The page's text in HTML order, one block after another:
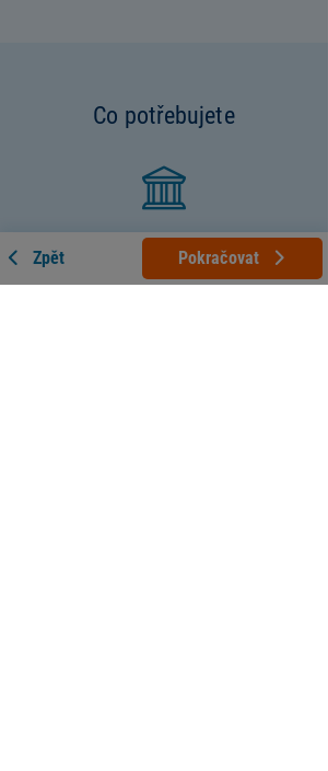
Zpět Pokračovat
Co potřebujete
Bankovní identitu